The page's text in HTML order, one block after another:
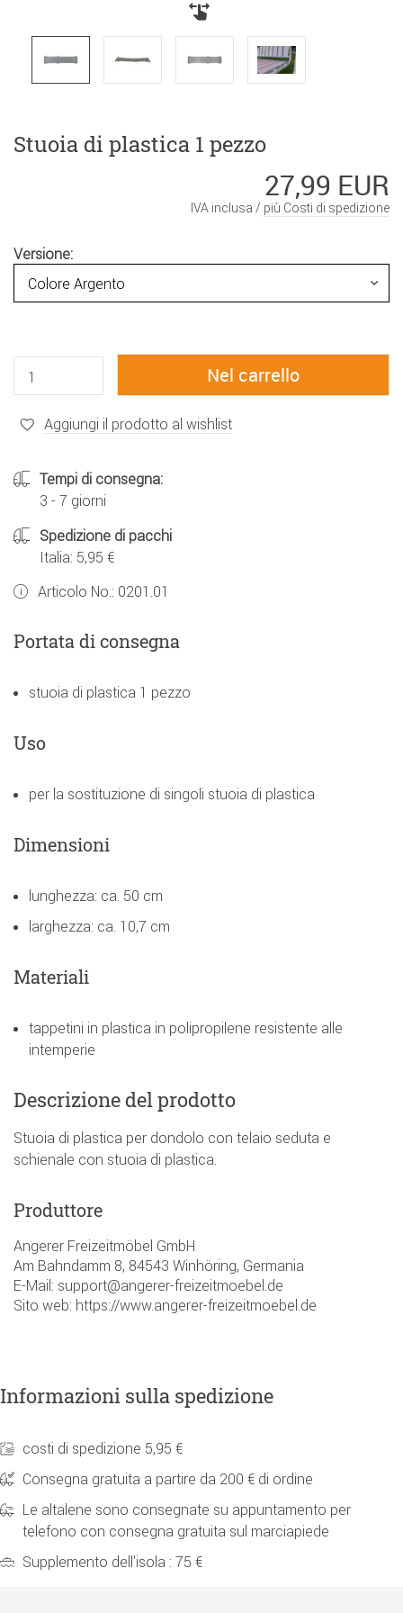
Stuoia di plastica 1 pezzo
27,99 EUR
IVA inclusa / più Costi di spedizione
Versione:
Aggiungi il prodotto al wishlist
Tempi di consegna:
3 - 7 giorni
Spedizione di pacchi
Italia: 5,95 €
Articolo No.: 0201.01
Portata di consegna
stuoia di plastica 1 pezzo
Uso
per la sostituzione di singoli stuoia di plastica
Dimensioni
lunghezza: ca. 50 cm
larghezza: ca. 10,7 cm
Materiali
tappetini in plastica in polipropilene resistente alle
intemperie
Descrizione del prodotto
Stuoia di plastica per dondolo con telaio seduta e
schienale con stuoia di plastica.
Produttore
Angerer Freizeitmöbel GmbH
Am Bahndamm 8, 84543 Winhöring, Germania
E-Mail: support@angerer-freizeitmoebel.de
Sito web: https://www.angerer-freizeitmoebel.de
Informazioni sulla spedizione
costi di spedizione 5,95 €
Consegna gratuita a partire da 200 € di ordine
Le altalene sono consegnate su appuntamento per
telefono con consegna gratuita sul marciapiede
Supplemento dell'isola : 75 €